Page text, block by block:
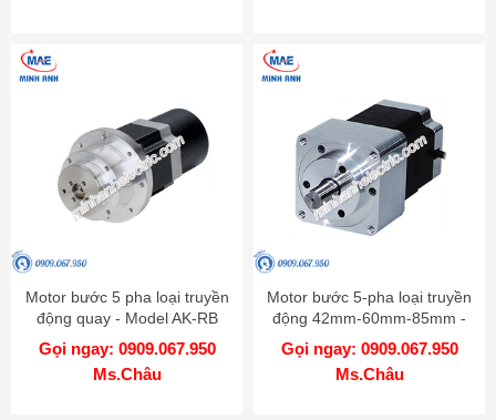
Motor bước 5 pha loại truyền
động quay - Model AK-RB
Gọi ngay: 0909.067.950
Ms.Châu
Motor bước 5-pha loại truyền
động 42mm-60mm-85mm -
Model AK-G
Gọi ngay: 0909.067.950
Ms.Châu